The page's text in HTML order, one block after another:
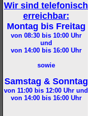
Wir sind telefonisch
erreichbar:
Montag bis Freitag
von 08:30 bis 10:00Uhr
und
von 14:00 bis 16:00Uhr
sowie
Samstag & Sonntag
von 11:00 bis 12:00 Uhr und
von 14:00 bis 16:00Uhr